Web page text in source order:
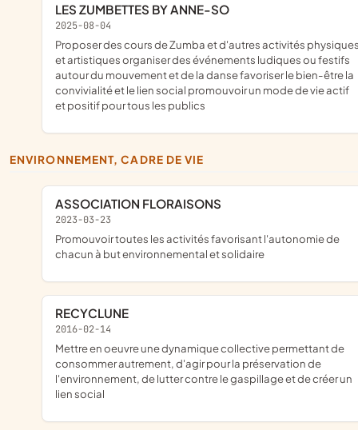
LES ZUMBETTES BY ANNE-SO
2025-08-04
proposer des cours de Zumba et d'autres activités physiques
et artistiques organiser des événements ludiques ou festifs
autour du mouvement et de la danse favoriser le bien-être la
convivialité et le lien social promouvoir un mode de vie actif
et positif pour tous les publics
ENVIRONNEMENT, CADRE DE VIE
ASSOCIATION FLORAISONS
2023-03-23
Promouvoir toutes les activités favorisant l'autonomie de
chacun à but environnemental et solidaire
RECYCLUNE
2016-02-14
mettre en oeuvre une dynamique collective permettant de
consommer autrement, d'agir pour la préservation de
l'environnement, de lutter contre le gaspillage et de créer un
lien social